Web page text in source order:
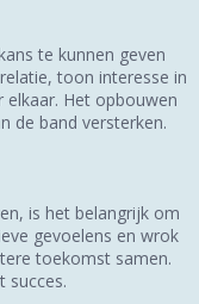
te kunnen geven
toon interesse in
Het opbouwen
de band versterken.
is het belangrijk om
gevoelens en wrok
toekomst samen.
succes.